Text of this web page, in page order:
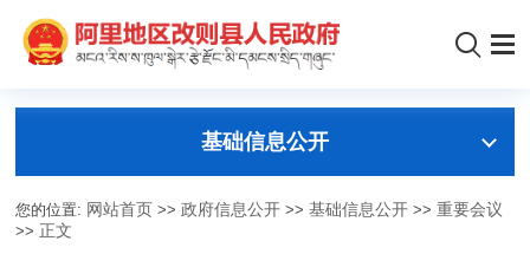
基础信息公开
您的位置: 网站首页 >>政府信息公开 >>基础信息公开 >>重要会议
>> 正文